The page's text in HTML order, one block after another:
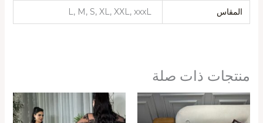
المقاس L, M, S, XL, XXL, xxxL
منتجات ذات صلة